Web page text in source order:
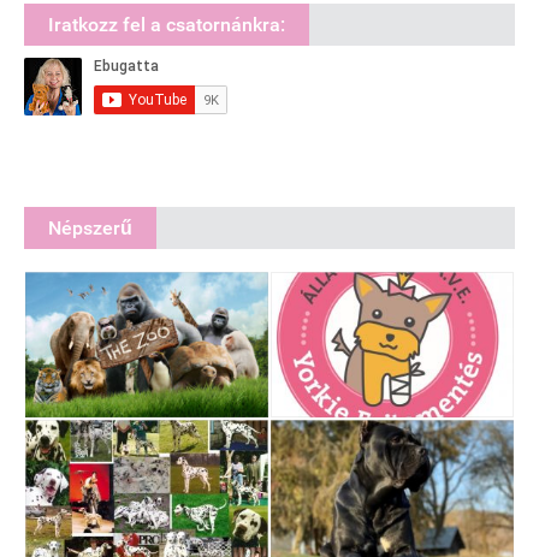
Iratkozz fel a csatornánkra:
Népszerű